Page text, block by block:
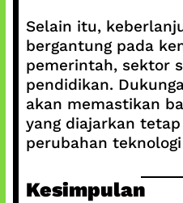
Selain itu,
bergantung pada
pemerintah, sektor
pendidikan.
akan memastikan
yang diajarkan
perubahan
Kesimpulan